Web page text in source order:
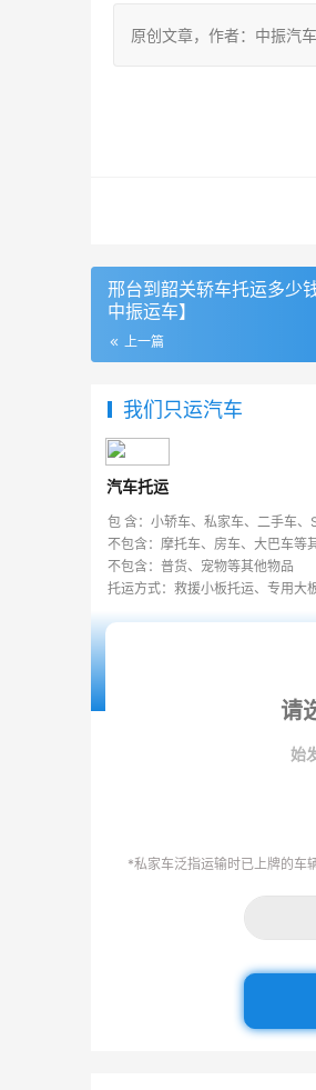
原创文章，作者：中振
邢台到韶关轿车托运多少
中振运车】
上一篇
我们只运汽车
汽车托运
包 含：小轿车、私家车、二手车
不包含：摩托车、房车、大巴车等
不包含：普货、宠物等其他物品
托运方式：救援小板托运、专用大
始
*私家车泛指运输时已上牌的车